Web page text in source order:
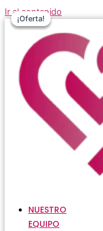
Ir al contenido
NUESTRO
EQUIPO
¡Oferta!
¡Oferta!
¡Oferta!